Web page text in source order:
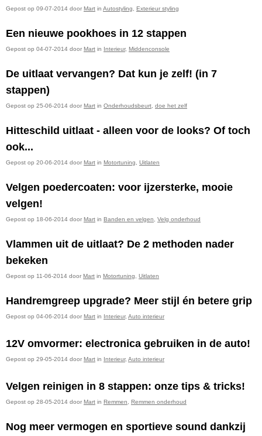
Gepost op 09-07-2014 door Mart in Autostyling Exterieur styling
Een nieuwe pookhoes in 12 stappen
Gepost op 04-07-2014 door Mart in Interieur, Middenconsole
De uitlaat vervangen? Dat kun je zelf! (in 7
stappen)
Gepost op 25-06-2014 door Mart in Onderhoudsbeurt doe het zelf
Hitteschild uitlaat - alleen voor de looks? Of toch
ook...
Gepost op 20-06-2014 door Mart in Motortuning Uitlaten
Velgen poedercoaten: voor ijzersterke, mooie
velgen!
Gepost op 18-06-2014 door Mart in Banden en velgen Velg onderhoud
Vlammen uit de uitlaat? De 2 methoden nader
bekeken
Gepost op 11-06-2014 door Mart in Motortuning Uitlaten
Handremgreep upgrade? Meer stijl én betere grip
Gepost op 04-06-2014 door Mart in Interieur, Auto interieur
12V omvormer: electronica gebruiken in de auto!
Gepost op 29-05-2014 door Mart in Interieur, Auto interieur
Velgen reinigen in 8 stappen: onze tips & tricks!
Gepost op 28-05-2014 door Mart in Remmen Remmen onderhoud
Nog meer vermogen en sportieve sound dankzij